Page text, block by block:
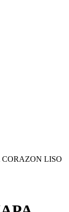
LISO